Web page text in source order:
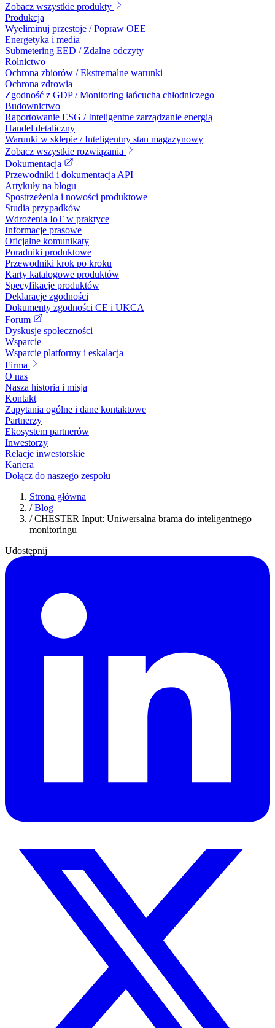
Zobacz wszystkie produkty
Produkcja
Wyeliminuj przestoje / Popraw OEE
Energetyka i media
Submetering EED / Zdalne odczyty
Rolnictwo
Ochrona zbiorów / Ekstremalne warunki
Ochrona zdrowia
Zgodność z GDP / Monitoring łańcucha chłodniczego
Budownictwo
Raportowanie ESG / Inteligentne zarządzanie energią
Handel detaliczny
Warunki w sklepie / Inteligentny stan magazynowy
Zobacz wszystkie rozwiązania
Dokumentacja
Przewodniki i dokumentacja API
Artykuły na blogu
Spostrzeżenia i nowości produktowe
Studia przypadków
Wdrożenia IoT w praktyce
Informacje prasowe
Oficjalne komunikaty
Poradniki produktowe
Przewodniki krok po kroku
Karty katalogowe produktów
Specyfikacje produktów
Deklaracje zgodności
Dokumenty zgodności CE i UKCA
Forum
Dyskusje społeczności
Wsparcie
Wsparcie platformy i eskalacja
Firma
O nas
Nasza historia i misja
Kontakt
Zapytania ogólne i dane kontaktowe
Partnerzy
Ekosystem partnerów
Inwestorzy
Relacje inwestorskie
Kariera
Dołącz do naszego zespołu
Strona główna
/ Blog
/ CHESTER Input: Uniwersalna brama do inteligentnego
monitoringu
Udostępnij